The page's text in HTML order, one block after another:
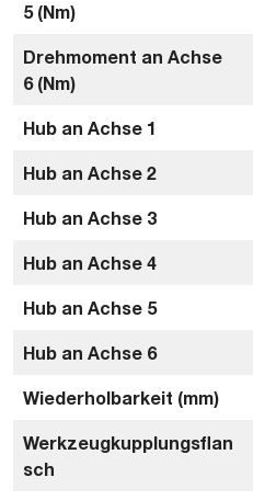
5 (Nm)
Drehmoment an Achse
6 (Nm)
Hub an Achse 1
Hub an Achse 2
Hub an Achse 3
Hub an Achse 4
Hub an Achse 5
Hub an Achse 6
Wiederholbarkeit (mm)
Werkzeugkupplungsflan
sch